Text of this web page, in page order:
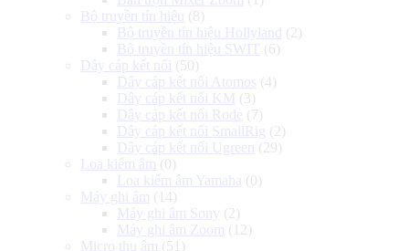
Bộ truyền tín hiệu
(8)
Bộ truyền tín hiệu Hollyland
(2)
Bộ truyền tín hiệu SWIT (6)
Dây cáp kết nối (50)
Dây cáp kết nối Atomos (4)
Dây cáp kết nối KM (3)
Dây cáp kết nối Rode (7)
Dây cáp kết nối SmallRig (2)
Dây cáp kết nối Ugreen
(29)
Loa kiểm âm (0)
Loa kiểm âm Yamaha (0)
Máy ghi âm (14)
Máy ghi âm Sony (2)
Máy ghi âm Zoom (12)
Micro thu âm (51)